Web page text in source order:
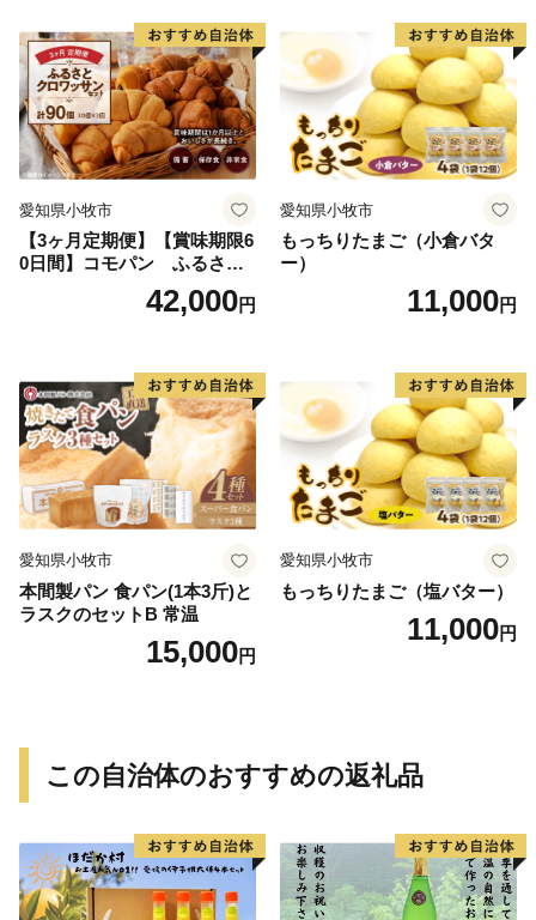
愛知県小牧市
【3ヶ月定期便】【賞味期限6
0日間】コモパン ふるさと
クロワッサンセット（計90
個）／災害用備蓄 保存食 非
42,000円
愛知県小牧市
もっちりたまご（小倉バタ
ー）
11,000円
愛知県小牧市
本間製パン 食パン(1本3斤)と
ラスクのセットB 常温
15,000円
愛知県小牧市
もっちりたまご（塩バター）
11,000円
この自治体のおすすめの返礼品